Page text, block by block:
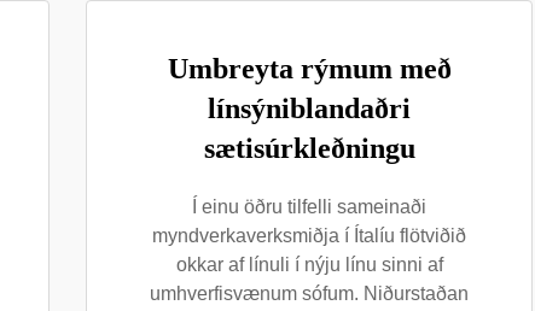
Umbreyta rýmum með
línsýniblandaðri
sætisúrkleðningu
Í einu öðru tilfelli sameinaði
myndverkaverksmiðja í Ítalíu flötviðið
okkar af línuli í nýju línu sinni af
umhverfisvænum sófum. Niðurstaðan